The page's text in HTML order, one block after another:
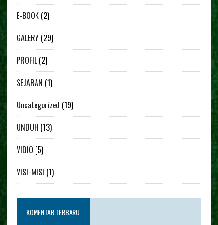
E-BOOK(2)
GALERY(29)
PROFIL(2)
SEJARAN (1)
Uncategorized (19)
UNDUH (13)
VIDIO (5)
VISI-MISI (1)
KOMENTAR TERBARU